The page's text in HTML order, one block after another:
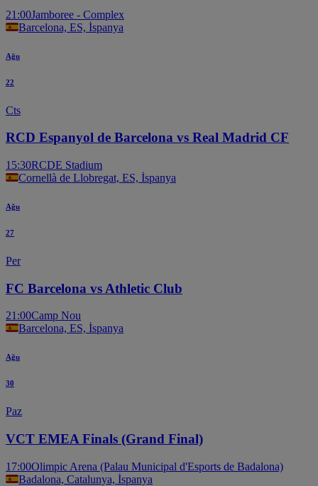
21:00Jamboree - Complex
Barcelona, ES, İspanya
Ağu
22
Cts
RCD Espanyol de Barcelona vs Real Madrid CF
15:30RCDE Stadium
Cornellà de Llobregat, ES, İspanya
Ağu
27
Per
FC Barcelona vs Athletic Club
21:00Camp Nou
Barcelona, ES, İspanya
Ağu
30
Paz
VCT EMEA Finals (Grand Final)
17:00Olimpic Arena (Palau Municipal d'Esports de Badalona)
Badalona, Catalunya, İspanya